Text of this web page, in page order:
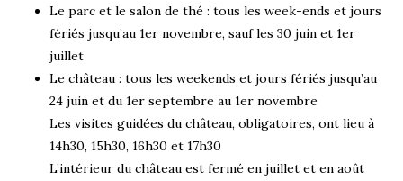
Le parc et le salon de thé : tous les week-ends et jours
fériés jusqu’au 1er novembre, sauf les 30 juin et 1er
juillet
Le château : tous les weekends et jours fériés jusqu’au
24 juin et du 1er septembre au 1er novembre
Les visites guidées du château, obligatoires, ont lieu à
14h30, 15h30, 16h30 et 17h30
L’intérieur du château est fermé en juillet et en août